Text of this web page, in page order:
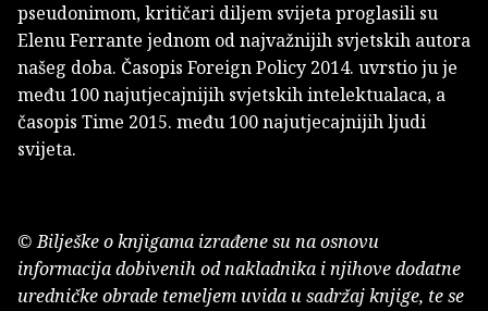
pseudonimom, kritičari diljem svijeta proglasili su
Elenu Ferrante jednom od najvažnijih svjetskih autora
našeg doba. Časopis Foreign Policy 2014. uvrstio ju je
među 100 najutjecajnijih svjetskih intelektualaca, a
časopis Time 2015. među 100 najutjecajnijih ljudi
svijeta.
© Bilješke o knjigama izrađene su na osnovu
informacija dobivenih od nakladnika i njihove dodatne
uredničke obrade temeljem uvida u sadržaj knjige, te se